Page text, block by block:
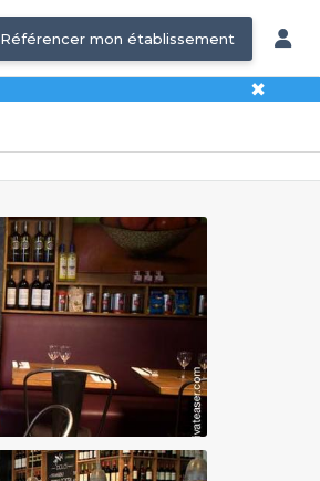
Référencer mon établissement
✖